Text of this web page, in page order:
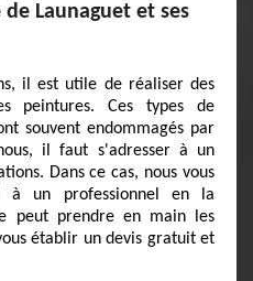
Launaguet et ses
il est utile de réaliser des
peintures. Ces types de
souvent endommagés par
il faut s'adresser à un
Dans ce cas, nous vous
à un professionnel en la
peut prendre en main les
établir un devis gratuit et